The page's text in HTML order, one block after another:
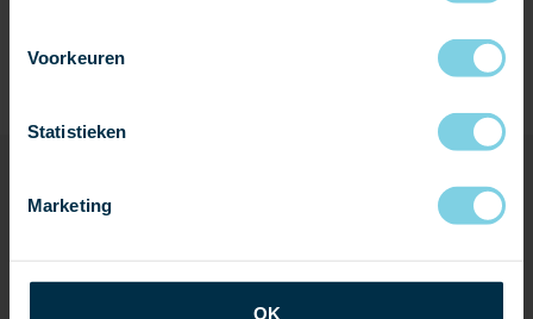
Voorkeuren
Statistieken
Marketing
OK
PRODUCTEN IN DIT PROJECT